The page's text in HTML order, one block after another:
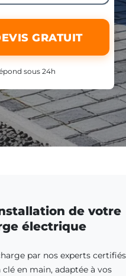
GRATUIT
sous 24h
de votre
électrique
par nos experts certifiés
en main, adaptée à vos